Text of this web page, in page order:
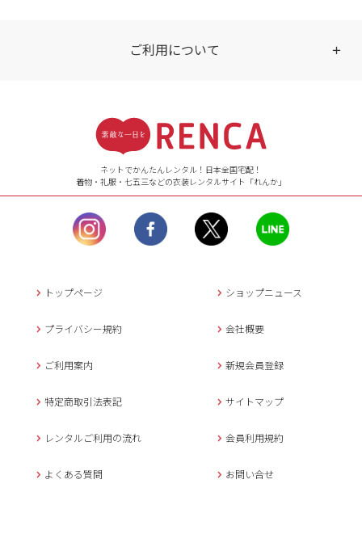
ご利用について
【ご注文（インターネット）】
24時間年中無休
【お問い合わせ窓口（メー
ル）】10:00~17:00
土曜日、日曜日、臨
時休業日を除く。
営業時間外にいただ
返信させていただきま
年末年始、大型連休
メールでのお問い合わせ
ネットでかんたんレンタル！日本全国宅配！
着物・礼服・七五三などの衣装レンタルサイト「れんか」
トップページ ショップニュース
プライバシー規約 会社概要
ご利用案内 新規会員登録
特定商取引法表記 サイトマップ
レンタルご利用の流れ 会員利用規約
よくある質問 お問い合せ